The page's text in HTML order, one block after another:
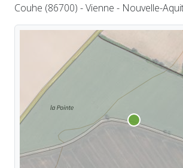
Couhe (86700) - Vienne - Nouvelle-